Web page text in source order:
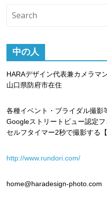
中の人
HARAデザイン代表兼カメラマ
山口県防府市在住
各種イベント・ブライダル撮影
Googleストリートビュー認定フ
セルフタイマー2秒で撮影する
http://www.rundori.com/
home@haradesign-photo.com